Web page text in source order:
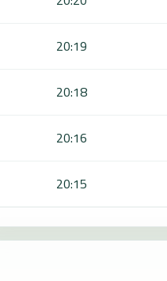
20:19
20:18
20:16
20:15